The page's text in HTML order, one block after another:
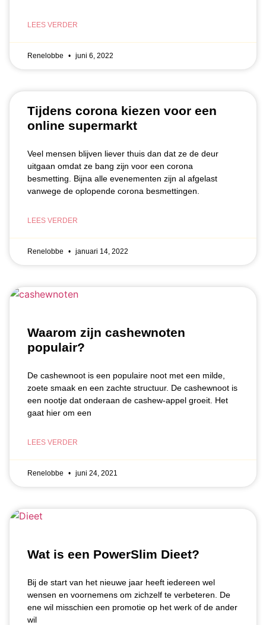
LEES VERDER
Renelobbe juni 6, 2022
Tijdens corona kiezen voor een
online supermarkt
Veel mensen blijven liever thuis dan dat ze de deur
uitgaan omdat ze bang zijn voor een corona
besmetting. Bijna alle evenementen zijn al afgelast
vanwege de oplopende corona besmettingen.
LEES VERDER
Renelobbe januari 14, 2022
Waarom zijn cashewnoten
populair?
De cashewnoot is een populaire noot met een milde,
zoete smaak en een zachte structuur. De cashewnoot is
een nootje dat onderaan de cashew-appel groeit. Het
gaat hier om een
LEES VERDER
Renelobbe juni 24, 2021
Wat is een PowerSlim Dieet?
Bij de start van het nieuwe jaar heeft iedereen wel
wensen en voornemens om zichzelf te verbeteren. De
ene wil misschien een promotie op het werk of de ander
wil